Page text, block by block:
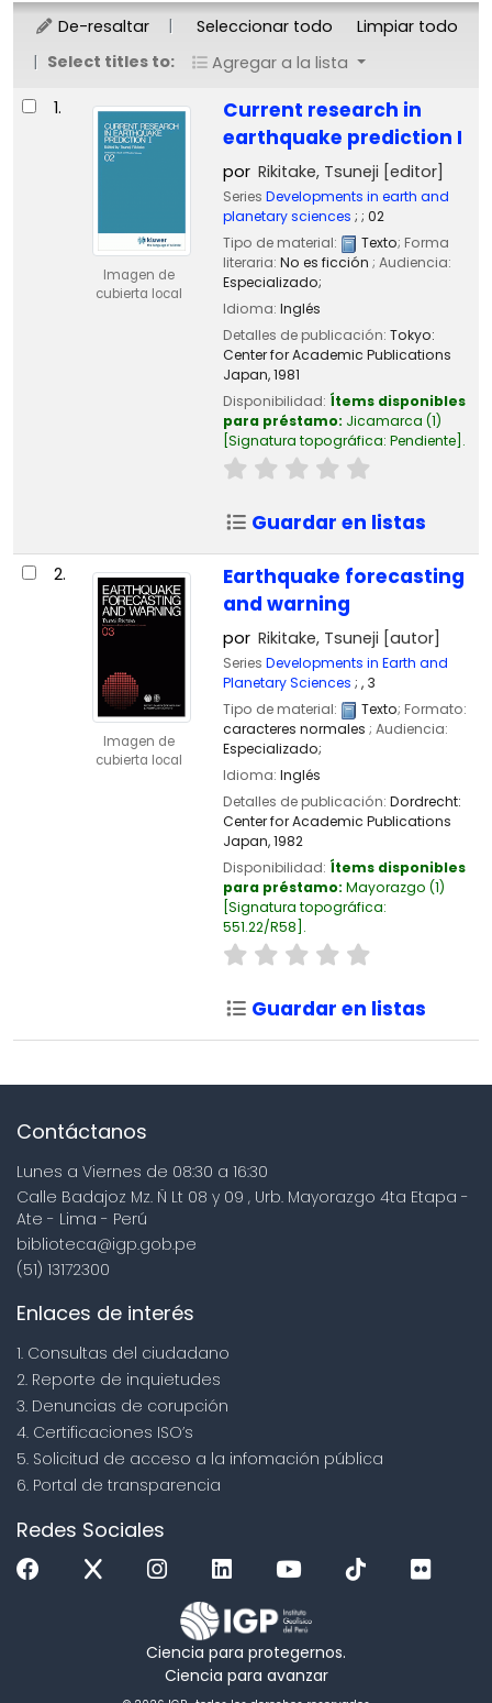
De-resaltar Seleccionar todo
Limpiar todo
Select titles to:
Agregar a la lista
Resultados
1.
Imagen de
cubierta local
Current research in
earthquake prediction I
por Rikitake, Tsuneji [editor]
Series Developments in earth and
planetary sciences ; ; 02
Tipo de material:
Texto; Forma
literaria: No es ficción ; Audiencia:
Especializado;
Idioma: Inglés
Detalles de publicación: Tokyo:
Center for Academic Publications
Japan,1981
Disponibilidad: Ítems disponibles
para préstamo: Jicamarca (1)
Signatura topográfica: Pendiente .
Guardar en listas
2.
Imagen de
cubierta local
Earthquake forecasting
and warning
por Rikitake, Tsuneji [autor]
Series Developments in Earth and
Planetary Sciences ; , 3
Tipo de material:
Texto; Formato:
caracteres normales ; Audiencia:
Especializado;
Idioma: Inglés
Detalles de publicación: Dordrecht:
Center for Academic Publications
Japan,1982
Disponibilidad: Ítems disponibles
para préstamo: Mayorazgo (1)
Signatura topográfica:
551.22/R58 .
Guardar en listas
Contáctanos
Lunes a Viernes de 08:30 a 16:30
Calle Badajoz Mz. Ñ Lt 08 y 09 , Urb. Mayorazgo 4ta Etapa -
Ate - Lima - Perú
biblioteca@igp.gob.pe
(51) 13172300
Enlaces de interés
1. Consultas del ciudadano
2. Reporte de inquietudes
3. Denuncias de corupción
4. Certificaciones ISO’s
5. Solicitud de acceso a la infomación pública
6. Portal de transparencia
Redes Sociales
Ciencia para protegernos.
Ciencia para avanzar